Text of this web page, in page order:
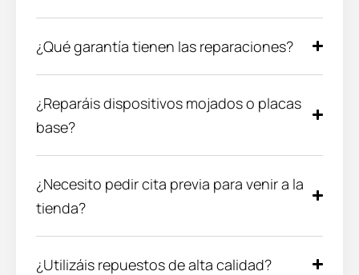
¿Qué garantía tienen las reparaciones?
¿Reparáis dispositivos mojados o placas
base?
¿Necesito pedir cita previa para venir a la
tienda?
¿Utilizáis repuestos de alta calidad?